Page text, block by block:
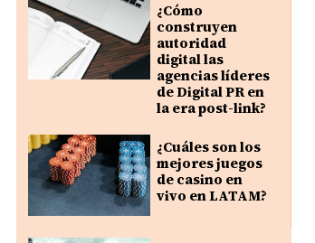
¿Cómo
construyen
autoridad
digital las
agencias líderes
de Digital PR en
la era post-link?
¿Cuáles son los
mejores juegos
de casino en
vivo en LATAM?